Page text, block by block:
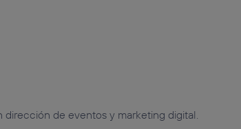
dirección de eventos y marketing digital.